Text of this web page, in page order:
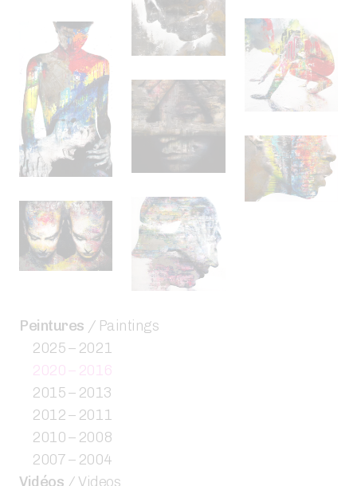
Peintures / Paintings
2025 – 2021
2020 – 2016
2015 – 2013
2012 – 2011
2010 – 2008
2007 – 2004
Vidéos / Videos